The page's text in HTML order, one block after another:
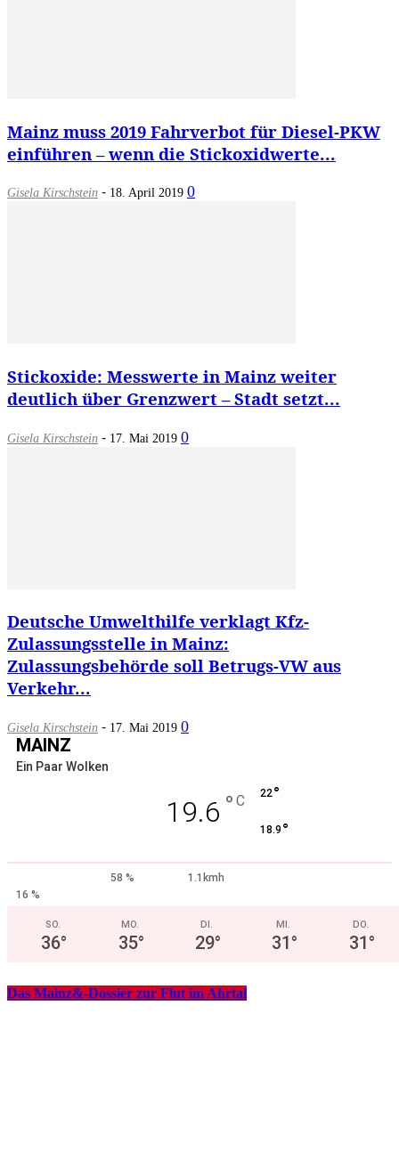
Mainz muss 2019 Fahrverbot für Diesel-PKW
einführen – wenn die Stickoxidwerte...
Gisela Kirschstein - 18. April 2019 0
Stickoxide: Messwerte in Mainz weiter
deutlich über Grenzwert – Stadt setzt...
Gisela Kirschstein - 17. Mai 2019 0
Deutsche Umwelthilfe verklagt Kfz-
Zulassungsstelle in Mainz:
Zulassungsbehörde soll Betrugs-VW aus
Verkehr...
Gisela Kirschstein - 17. Mai 2019 0
MAINZ
Ein Paar Wolken
19.6 ° C 22°
18.9 °
58 %
1.1kmh
16 %
SO.
36°
MO.
35°
DI.
29°
MI.
31°
DO.
31°
Das Mainz&-Dossier zur Flut im Ahrtal